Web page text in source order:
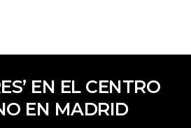
EN EL CENTRO
EN MADRID